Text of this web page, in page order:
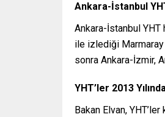
Ankara-İstanbul
Ankara-İstanbul YHT
ile izlediği Marmaray
sonra Ankara-İzmir,
YHT’ler 2013
Bakan Elvan,